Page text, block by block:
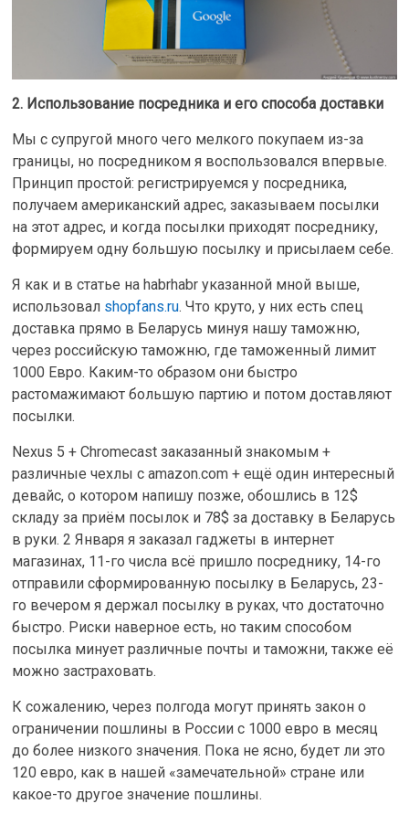
2. Использование посредника и его способа доставки
Мы с супругой много чего мелкого покупаем из-за
границы, но посредником я воспользовался впервые.
Принцип простой: регистрируемся у посредника,
получаем американский адрес, заказываем посылки
на этот адрес, и когда посылки приходят посреднику,
формируем одну большую посылку и присылаем себе.
Я как и в статье на habrhabr указанной мной выше,
использовал shopfans.ru. Что круто, у них есть спец
доставка прямо в Беларусь минуя нашу таможню,
через российскую таможню, где таможенный лимит
1000 Евро. Каким-то образом они быстро
растомажимают большую партию и потом доставляют
посылки.
Nexus 5 + Chromecast заказанный знакомым +
различные чехлы с amazon.com + ещё один интересный
девайс, о котором напишу позже, обошлись в 12$
складу за приём посылок и 78$ за доставку в Беларусь
в руки. 2 Января я заказал гаджеты в интернет
магазинах, 11-го числа всё пришло посреднику, 14-го
отправили сформированную посылку в Беларусь, 23-
го вечером я держал посылку в руках, что достаточно
быстро. Риски наверное есть, но таким способом
посылка минует различные почты и таможни, также её
можно застраховать.
К сожалению, через полгода могут принять закон о
ограничении пошлины в России с 1000 евро в месяц
до более низкого значения. Пока не ясно, будет ли это
120 евро, как в нашей «замечательной» стране или
какое-то другое значение пошлины.